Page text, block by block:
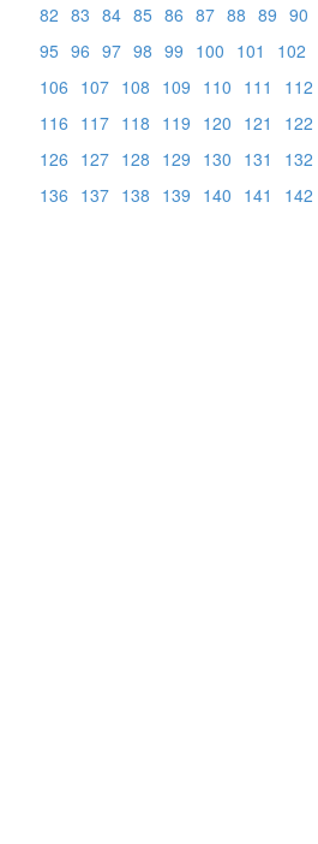
82 83 84 85 86 87 88 89 90
95 96 97 98 99 100 101 102
106 107 108 109 110 111 112
116 117 118 119 120 121 122
126 127 128 129 130 131 132
136 137 138 139 140 141 142